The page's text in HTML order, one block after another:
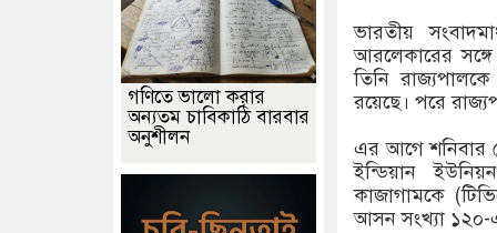
ভারতীয়
আরলেকারের
তিনি
রয়েছে। পরে
এর আগে শনিবার
ইন্ডিয়ান
কাজাগামকে
আসন সংখ্যা ১২০-
গণিতে ভালো করার
অন্যতম চাবিকাঠি বারবার
অনুশীলন